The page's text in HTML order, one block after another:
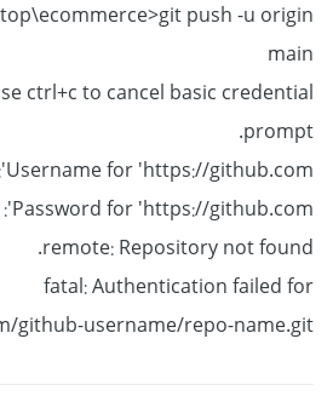
push -u origin
main
ctrl+c to cancel basic credential
prompt.
Username for 'https://github.com':
Password for 'https://github.com':
remote: Repository not found.
fatal: Authentication failed for
github-username/repo-name.git/'